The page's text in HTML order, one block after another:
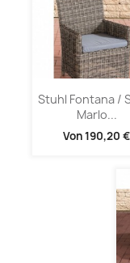
Stuhl Fontana /
Marlo...
Von190,20 €